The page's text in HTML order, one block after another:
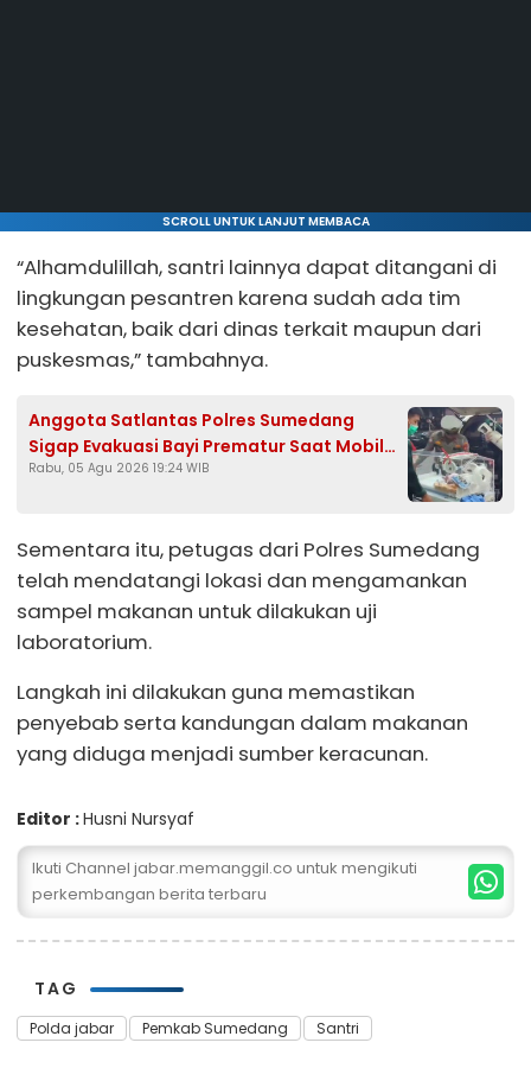
SCROLL UNTUK LANJUT MEMBACA
“Alhamdulillah, santri lainnya dapat ditangani di
lingkungan pesantren karena sudah ada tim
kesehatan, baik dari dinas terkait maupun dari
puskesmas,” tambahnya.
Anggota Satlantas Polres Sumedang
Sigap Evakuasi Bayi Prematur Saat Mobil
Ambulans Pecah Ban
Rabu, 05 Agu 2026 19:24 WIB
Sementara itu, petugas dari Polres Sumedang
telah mendatangi lokasi dan mengamankan
sampel makanan untuk dilakukan uji
laboratorium.
Langkah ini dilakukan guna memastikan
penyebab serta kandungan dalam makanan
yang diduga menjadi sumber keracunan.
Editor :Husni Nursyaf
Ikuti Channel jabar.memanggil.co untuk mengikuti
perkembangan berita terbaru
TAG
Polda jabar Pemkab Sumedang Santri